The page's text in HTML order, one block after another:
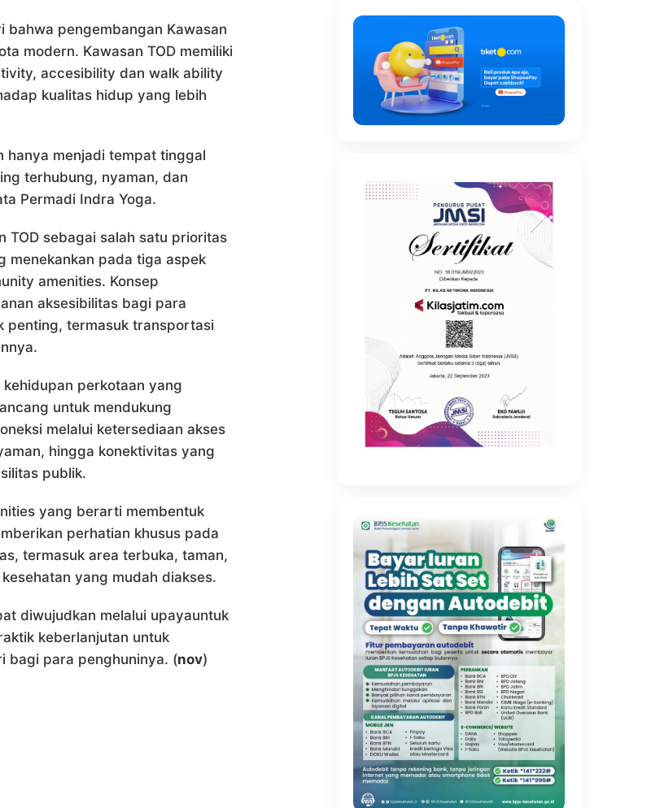
bahwa pengembangan Kawasan
modern. Kawasan TOD memiliki
accesibility dan walk ability
kualitas hidup yang lebih
hanya menjadi tempat tinggal
terhubung, nyaman, dan
Permadi Indra Yoga.
TOD sebagai salah satu prioritas
menekankan pada tiga aspek
amenities. Konsep
aksesibilitas bagi para
penting, termasuk transportasi
perkotaan yang
untuk mendukung
melalui ketersediaan akses
hingga konektivitas yang
publik.
yang berarti membentuk
perhatian khusus pada
termasuk area terbuka, taman,
yang mudah diakses.
diwujudkan melalui upayauntuk
keberlanjutan untuk
bagi para penghuninya. (nov)